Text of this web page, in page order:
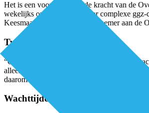
Het is een voorbeeld van de kracht van de
wekelijks online overleg waar complexe
Keesmaat vanaf het begin deelnemer aan de
Twee vliegen in één klap
“Om dat doel te bereiken, is de Taskforce
alleen voor de huisartsen en poh’s-ggz,
daarom twee vliegen in één klap. Je leert
Wachttijden ggz